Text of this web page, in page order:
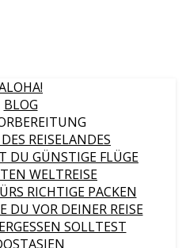
BLOG
REISELANDES
DU GÜNSTIGE FLÜGE
WELTREISE
RICHTIGE PACKEN
DU VOR DEINER REISE
SOLLTEST